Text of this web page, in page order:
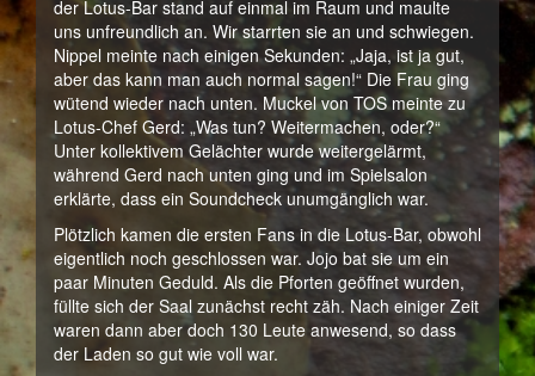
der Lotus-Bar stand auf einmal im Raum und maulte
uns unfreundlich an. Wir starrten sie an und schwiegen.
Nippel meinte nach einigen Sekunden: „Jaja, ist ja gut,
aber das kann man auch normal sagen!“ Die Frau ging
wütend wieder nach unten. Muckel von TOS meinte zu
Lotus-Chef Gerd: „Was tun? Weitermachen, oder?“
Unter kollektivem Gelächter wurde weitergelärmt,
während Gerd nach unten ging und im Spielsalon
erklärte, dass ein Soundcheck unumgänglich war.
Plötzlich kamen die ersten Fans in die Lotus-Bar, obwohl
eigentlich noch geschlossen war. Jojo bat sie um ein
paar Minuten Geduld. Als die Pforten geöffnet wurden,
füllte sich der Saal zunächst recht zäh. Nach einiger Zeit
waren dann aber doch 130 Leute anwesend, so dass
der Laden so gut wie voll war.